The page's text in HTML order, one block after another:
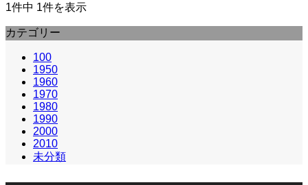
1件中 1件を表示
カテゴリー
100
1950
1960
1970
1980
1990
2000
2010
未分類